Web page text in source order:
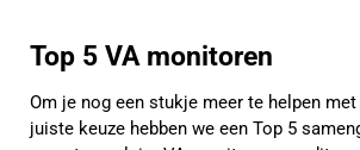
Top 5 VA monitoren
Om je nog een stukje meer te helpen
juiste keuze hebben we een Top 5